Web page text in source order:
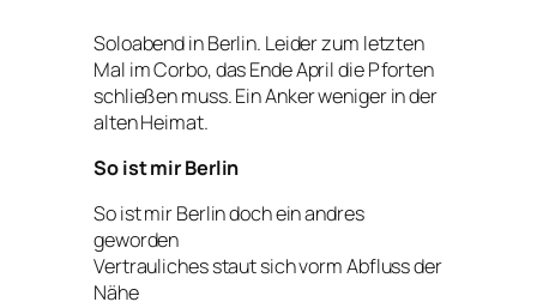
Soloabend in Berlin. Leider zum letzten
Mal im Corbo, das Ende April die Pforten
schließen muss. Ein Anker weniger in der
alten Heimat.
So ist mir Berlin
So ist mir Berlin doch ein andres
geworden
Vertrauliches staut sich vorm Abfluss der
Nähe